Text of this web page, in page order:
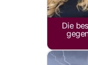
Die